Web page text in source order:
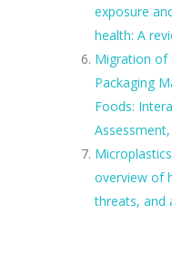
exposure
health: A
Migration of
Packaging
Foods:
overview of
threats, and